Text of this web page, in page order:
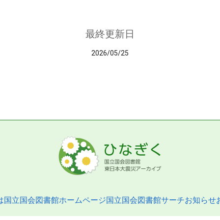
最終更新日
2026/05/25
国立国会図書館ホームページ国立国会図書館サーチお知らせ